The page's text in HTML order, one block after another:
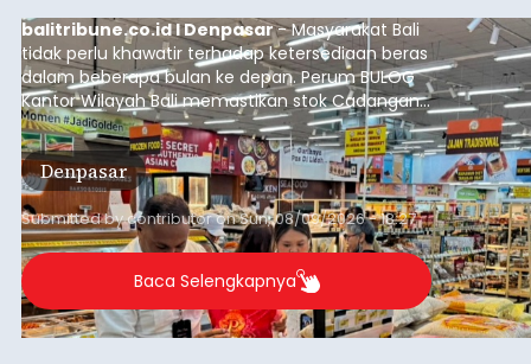
balitribune.co.id I Denpasar- Masyarakat Bali
tidak perlu khawatir terhadap ketersediaan beras
dalam beberapa bulan ke depan. Perum BULOG
Kantor Wilayah Bali memastikan stok Cadangan
Beras Pemerintah (CBP) masih dalam kondisi
aman, bahkan diproyeksikan mampu memenuhi
kebutuhan masyarakat hingga sekitar 10 bulan.
Denpasar
Submitted bycontributoronSun, 08/09/2026 - 18:27
Baca Selengkapnya